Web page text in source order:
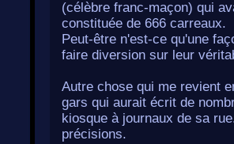
(célèbre franc-maçon) qui
constituée de 666 carreaux.
Peut-être n'est-ce qu'une
faire diversion sur leur
Autre chose qui me revient
gars qui aurait écrit de
kiosque à journaux de sa
précisions.